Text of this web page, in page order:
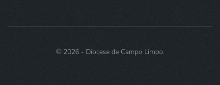
© 2026- Diocese de Campo Limpo.